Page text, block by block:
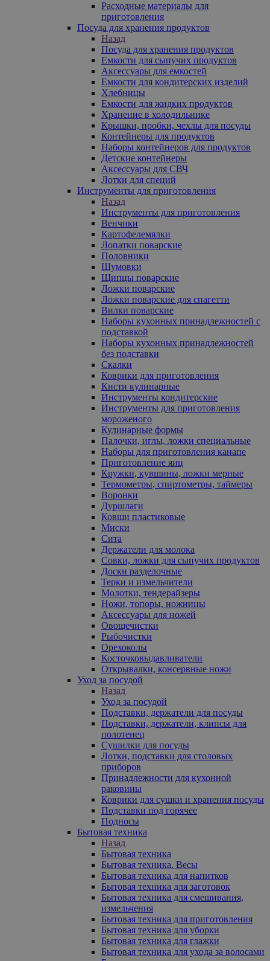
Расходные материалы для
приготовления
Посуда для хранения продуктов
Назад
Посуда для хранения продуктов
Емкости для сыпучих продуктов
Аксессуары для емкостей
Емкости для кондитерских изделий
Хлебницы
Емкости для жидких продуктов
Хранение в холодильнике
Крышки, пробки, чехлы для посуды
Контейнеры для продуктов
Наборы контейнеров для продуктов
Детские контейнеры
Аксессуары для СВЧ
Лотки для специй
Инструменты для приготовления
Назад
Инструменты для приготовления
Венчики
Картофелемялки
Лопатки поварские
Половники
Шумовки
Щипцы поварские
Ложки поварские
Ложки поварские для спагетти
Вилки поварские
Наборы кухонных принадлежностей с
подставкой
Наборы кухонных принадлежностей
без подставки
Скалки
Коврики для приготовления
Кисти кулинарные
Инструменты кондитерские
Инструменты для приготовления
мороженого
Кулинарные формы
Палочки, иглы, ложки специальные
Наборы для приготовления канапе
Приготовление яиц
Кружки, кувшины, ложки мерные
Термометры, спиртометры, таймеры
Воронки
Дуршлаги
Ковши пластиковые
Миски
Сита
Держатели для молока
Совки, ложки для сыпучих продуктов
Доски разделочные
Терки и измельчители
Молотки, тендерайзеры
Ножи, топоры, ножницы
Аксессуары для ножей
Овощечистки
Рыбочистки
Орехоколы
Косточковыдавливатели
Открывалки, консервные ножи
Уход за посудой
Назад
Уход за посудой
Подставки, держатели для посуды
Подставки, держатели, клипсы для
полотенец
Сушилки для посуды
Лотки, подставки для столовых
приборов
Принадлежности для кухонной
раковины
Коврики для сушки и хранения посуды
Подставки под горячее
Подносы
Бытовая техника
Назад
Бытовая техника
Бытовая техника. Весы
Бытовая техника для напитков
Бытовая техника для заготовок
Бытовая техника для смешивания,
измельчения
Бытовая техника для приготовления
Бытовая техника для уборки
Бытовая техника для глажки
Бытовая техника для ухода за волосами